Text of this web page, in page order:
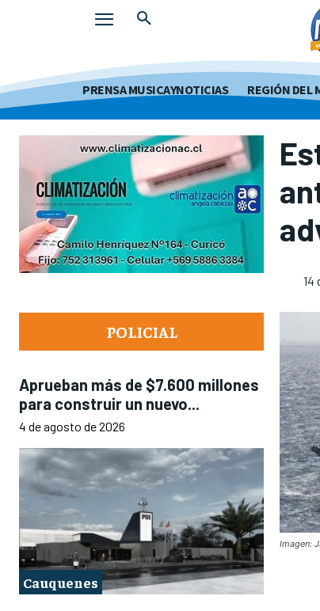
PRENSA MUSICAYNOTICIAS REGIÓN DEL
POLICIAL
Aprueban más de $7.600 millones
para construir un nuevo...
4 de agosto de 2026
Cauquenes
14
Imagen: